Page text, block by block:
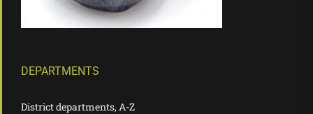
DEPARTMENTS
District departments, A-Z